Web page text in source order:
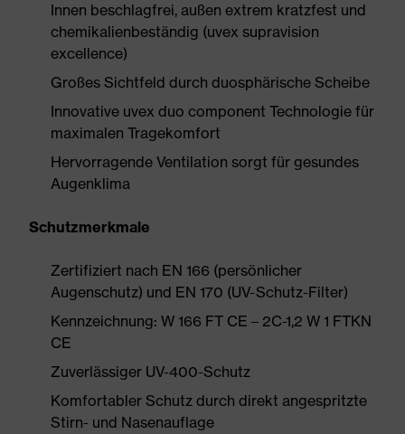
Innen beschlagfrei, außen extrem kratzfest und
chemikalienbeständig (uvex supravision
excellence)
Großes Sichtfeld durch duosphärische Scheibe
Innovative uvex duo component Technologie für
maximalen Tragekomfort
Hervorragende Ventilation sorgt für gesundes
Augenklima
Schutzmerkmale
Zertifiziert nach EN 166 (persönlicher
Augenschutz) und EN 170 (UV-Schutz-Filter)
Kennzeichnung: W 166 FT CE – 2C-1,2 W 1 FTKN
CE
Zuverlässiger UV-400-Schutz
Komfortabler Schutz durch direkt angespritzte
Stirn- und Nasenauflage